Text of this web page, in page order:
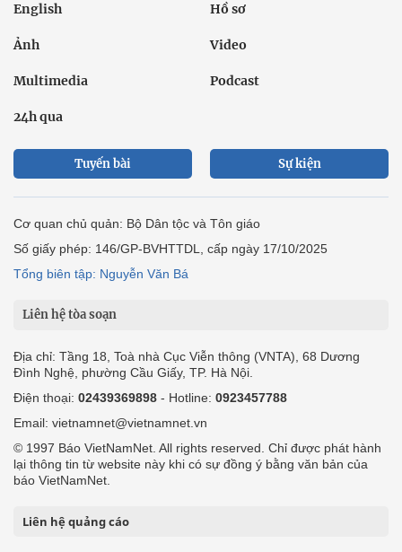
English Hồ sơ
Ảnh Video
Multimedia Podcast
24h qua
Tuyến bài Sự kiện
Cơ quan chủ quản: Bộ Dân tộc và Tôn giáo
Số giấy phép: 146/GP-BVHTTDL, cấp ngày 17/10/2025
Tổng biên tập: Nguyễn Văn Bá
Liên hệ tòa soạn
Địa chỉ: Tầng 18, Toà nhà Cục Viễn thông (VNTA), 68 Dương
Đình Nghệ, phường Cầu Giấy, TP. Hà Nội.
Điện thoại: 02439369898 - Hotline: 0923457788
Email: vietnamnet@vietnamnet.vn
© 1997 Báo VietNamNet. All rights reserved. Chỉ được phát hành
lại thông tin từ website này khi có sự đồng ý bằng văn bản của
báo VietNamNet.
Liên hệ quảng cáo